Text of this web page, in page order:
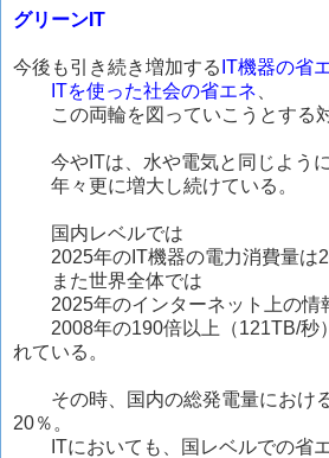
グリーンIT
今後も引き続き増加する IT機器の省
ITを使った社会の省エネ
この両輪を図っていこうとする対
今やITは、水や電気と同じように
年々更に増大し続けている。
国内レベルでは
2025年のIT機器の電力消費量は
また世界全体では
2025年のインターネット上の情
2008年の190倍以上（121TB/秒
れている。
その時、国内の総発電量におけ
20％。
ITにおいても、国レベルでの省エ